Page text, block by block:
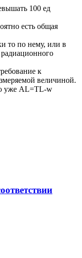
100 ед
есть общая
то по нему, или в
к
величиной.
уже AL=TL-w